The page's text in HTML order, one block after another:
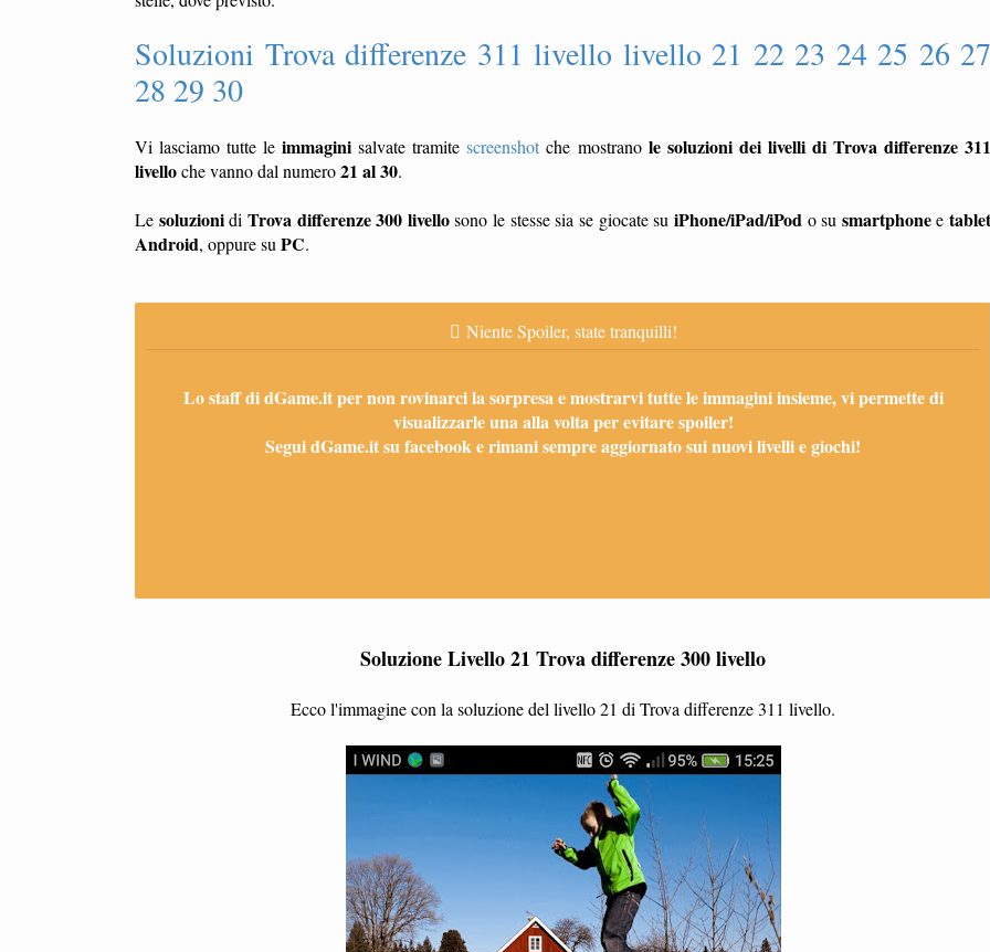
Soluzioni Trova differenze 311 livello livello 21 22 23 24 25 26 27
28 29 30
Vi lasciamo tutte leimmagini salvate tramitescreenshot che mostrano le soluzioni dei livelli di Trova differenze 311
livelloche vanno dal numero21 al 30.
Le soluzionidi Trova differenze 300 livellosono le stesse sia se giocate su iPhone/iPad/iPod o su smartphoneetablet
Android, oppure su PC.
Niente Spoiler, state tranquilli!
Lo staff di dGame.it per non rovinarci la sorpresa e mostrarvi tutte le immagini insieme, vi permette di
visualizzarle una alla volta per evitare spoiler!
Segui dGame.it su facebook e rimani sempre aggiornato sui nuovi livelli e giochi!
Soluzione Livello 21 Trova differenze 300 livello
Ecco l'immagine con la soluzione del livello 21 di Trova differenze 311 livello.